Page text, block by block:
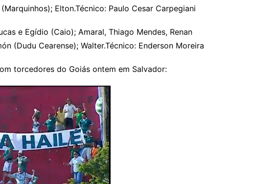
Elton.Técnico: Paulo Cesar Carpegiani
e Egídio (Caio); Amaral, Thiago Mendes, Renan
(Dudu Cearense); Walter.Técnico: Enderson Moreira
torcedores do Goiás ontem em Salvador: